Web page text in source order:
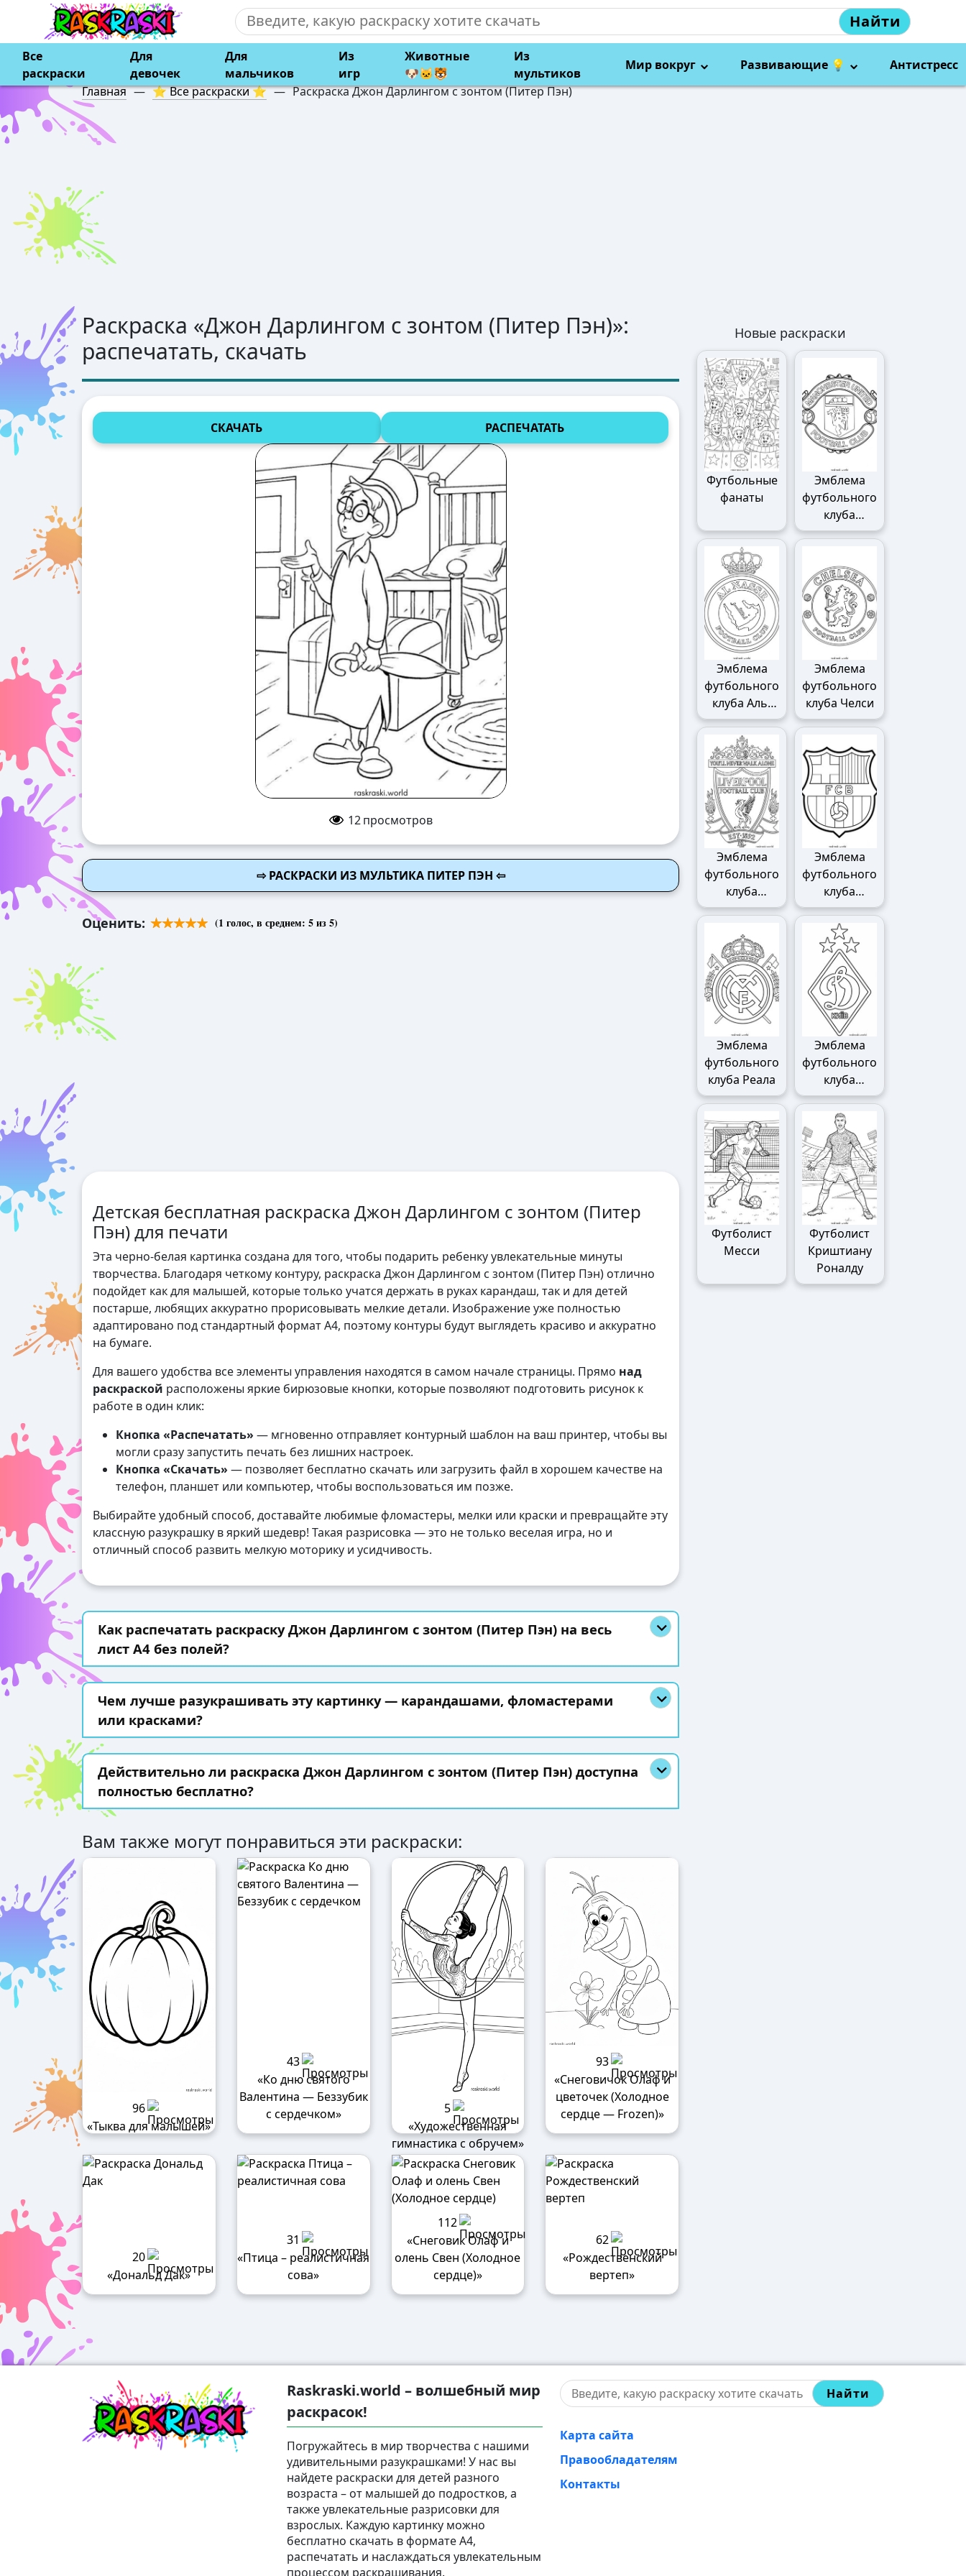
Найти
Все
раскраски
Для
девочек
Для
мальчиков
Из
игр
Животные
🐶🐱🐯
Из
мультиков
Мир вокруг Развивающие 💡
Антистресс
Главная — ⭐ Все раскраски ⭐ — Раскраска Джон Дарлингом с зонтом (Питер Пэн)
Раскраска «Джон Дарлингом с зонтом (Питер Пэн)»:
распечатать, скачать
СКАЧАТЬ РАСПЕЧАТАТЬ
12 просмотров
⇨ РАСКРАСКИ ИЗ МУЛЬТИКА ПИТЕР ПЭН ⇦
Оценить: (1 голос, в среднем: 5из 5)
Детская бесплатная раскраска Джон Дарлингом с зонтом (Питер
Пэн) для печати
Эта черно-белая картинка создана для того, чтобы подарить ребенку увлекательные минуты
творчества. Благодаря четкому контуру, раскраска Джон Дарлингом с зонтом (Питер Пэн) отлично
подойдет как для малышей, которые только учатся держать в руках карандаш, так и для детей
постарше, любящих аккуратно прорисовывать мелкие детали. Изображение уже полностью
адаптировано под стандартный формат А4, поэтому контуры будут выглядеть красиво и аккуратно
на бумаге.
Для вашего удобства все элементы управления находятся в самом начале страницы. Прямо над
раскраской расположены яркие бирюзовые кнопки, которые позволяют подготовить рисунок к
работе в один клик:
Кнопка «Распечатать» — мгновенно отправляет контурный шаблон на ваш принтер, чтобы вы
могли сразу запустить печать без лишних настроек.
Кнопка «Скачать» — позволяет бесплатно скачать или загрузить файл в хорошем качестве на
телефон, планшет или компьютер, чтобы воспользоваться им позже.
Выбирайте удобный способ, доставайте любимые фломастеры, мелки или краски и превращайте эту
классную разукрашку в яркий шедевр! Такая разрисовка — это не только веселая игра, но и
отличный способ развить мелкую моторику и усидчивость.
Как распечатать раскраску Джон Дарлингом с зонтом (Питер Пэн) на весь
лист А4 без полей?
Чем лучше разукрашивать эту картинку — карандашами, фломастерами
или красками?
Действительно ли раскраска Джон Дарлингом с зонтом (Питер Пэн) доступна
полностью бесплатно?
Вам также могут понравиться эти раскраски:
96
«Тыква для малышей»
43
«Ко дню святого
Валентина — Беззубик
с сердечком»
5
«Художественная
гимнастика с обручем»
93
«Снеговичок Олаф и
цветочек (Холодное
сердце — Frozen)»
20
«Дональд Дак»
31
«Птица – реалистичная
сова»
112
«Снеговик Олаф и
олень Свен (Холодное
сердце)»
62
«Рождественский
вертеп»
Новые раскраски
Футбольные
фанаты
Эмблема
футбольного
клуба
Манчестер
Эмблема
футбольного
клуба Аль-
Наср
Эмблема
футбольного
клуба Челси
Эмблема
футбольного
клуба
Ливерпуля
Эмблема
футбольного
клуба
Барселоны
Эмблема
футбольного
клуба Реала
Эмблема
футбольного
клуба
Динамо
Футболист
Месси
Футболист
Криштиану
Роналду
Raskraski.world – волшебный мир
раскрасок!
Погружайтесь в мир творчества с нашими
удивительными разукрашками! У нас вы
найдете раскраски для детей разного
возраста – от малышей до подростков, а
также увлекательные разрисовки для
взрослых. Каждую картинку можно
бесплатно скачать в формате A4,
распечатать и наслаждаться увлекательным
процессом раскрашивания.
Найти
Карта сайта
Правообладателям
Контакты